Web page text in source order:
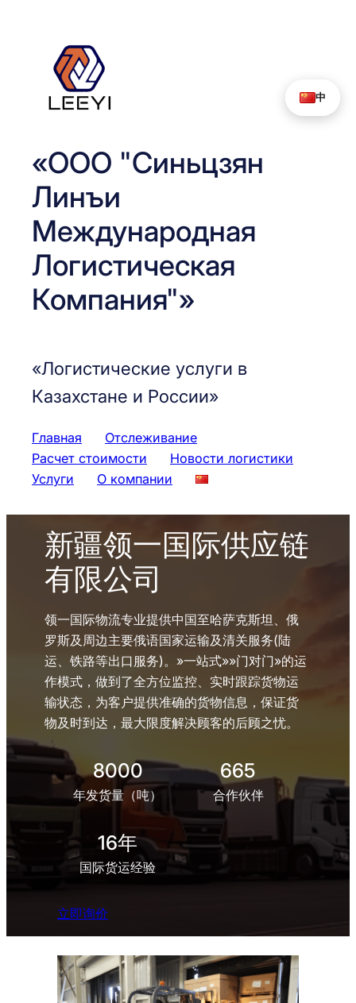
содержимому
«ООО "Синьцзян
Линъи
Международная
Логистическая
Компания"»
«Логистические услуги в
Казахстане и России»
Главная
Отслеживание
Расчет стоимости
Новости логистики
Услуги
О компании
新疆领一国际供应链
有限公司
领一国际物流专业提供中国至哈萨克斯坦、俄
罗斯及周边主要俄语国家运输及清关服务(陆
运、铁路等出口服务)。»一站式»»门对门»的运
作模式，做到了全方位监控、实时跟踪货物运
输状态，为客户提供准确的货物信息，保证货
物及时到达，最大限度解决顾客的后顾之忧。
8000
年发货量（吨）
665
合作伙伴
16年
国际货运经验
立即询价
中